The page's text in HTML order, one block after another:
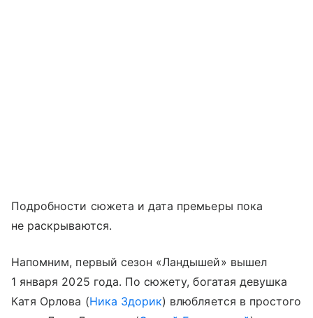
Подробности сюжета и дата премьеры пока
не раскрываются.
Напомним, первый сезон «Ландышей» вышел
1 января 2025 года. По сюжету, богатая девушка
Катя Орлова (Ника Здорик) влюбляется в простого